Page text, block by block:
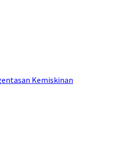
Kemiskinan